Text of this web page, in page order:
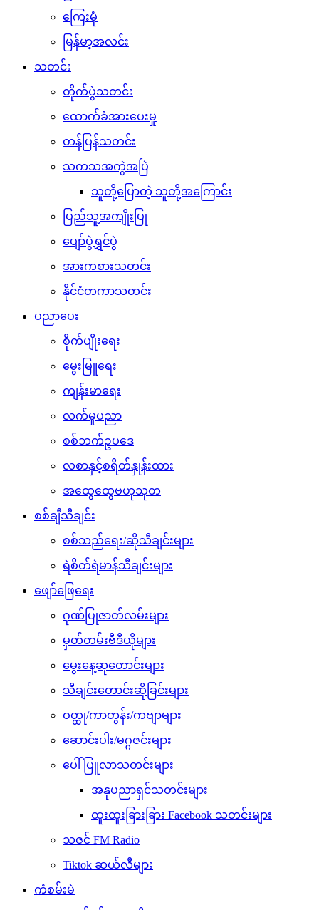
ကြေးမုံ
မြန်မာ့အလင်း
သတင်း
တိုက်ပွဲသတင်း
ထောက်ခံအားပေးမှု
တန်ပြန်သတင်း
သကသအကွဲအပြဲ
သူတို့ပြောတဲ့ သူတို့အကြောင်း
ပြည်သူ့အကျိုးပြု
ပျော်ပွဲရွှင်ပွဲ
အားကစားသတင်း
နိုင်ငံတကာသတင်း
ပညာပေး
စိုက်ပျိုးရေး
မွေးမြူရေး
ကျန်းမာရေး
လက်မှုပညာ
စစ်ဘက်ဥပဒေ
လစာနှင့်စရိတ်နှုန်းထား
အထွေထွေဗဟုသုတ
စစ်ချီသီချင်း
စစ်သည်ရေး/ဆိုသီချင်းများ
ရဲစိတ်ရဲမာန်သီချင်းများ
ဖျော်ဖြေရေး
ဂုဏ်ပြုဇာတ်လမ်းများ
မှတ်တမ်းဗီဒီယိုများ
မွေးနေ့ဆုတောင်းများ
သီချင်းတောင်းဆိုခြင်းများ
ဝတ္ထု/ကာတွန်း/ကဗျာများ
ဆောင်းပါး/မဂ္ဂဇင်းများ
ပေါ်ပြူလာသတင်းများ
အနုပညာရှင်သတင်းများ
ထူးထူးခြားခြား Facebook သတင်းများ
သဇင် FM Radio
Tiktok ဆယ်လီများ
ကံစမ်းမဲ